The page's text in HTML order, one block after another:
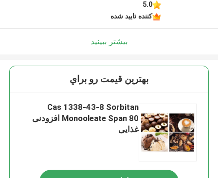
5.0
کننده تایید شده
بیشتر ببینید
بهترين قيمت رو براي
Cas 1338-43-8 Sorbitan
Monooleate Span 80 افزودنی
غذایی